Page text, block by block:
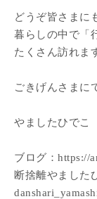
どうぞ皆さまに
暮らしの中で「
たくさん訪れま
ごきげんさまに
やましたひでこ
ブログ：https://
断捨離やました